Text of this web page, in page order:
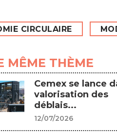
CIRCULAIRE
MÊME THÈME
Cemex se lance
valorisation des
déblais...
12/07/2026